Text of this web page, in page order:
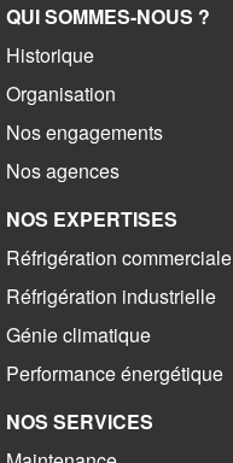
QUI SOMMES-NOUS ?
Historique
Organisation
Nos engagements
Nos agences
NOS EXPERTISES
Réfrigération commerciale
Réfrigération industrielle
Génie climatique
Performance énergétique
NOS SERVICES